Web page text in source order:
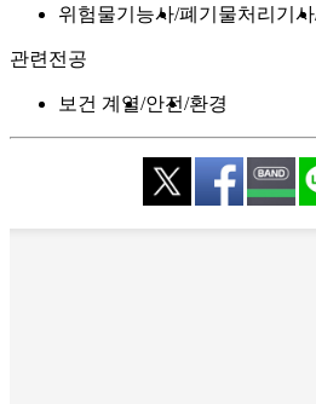
위험물기능사 폐기물처리기사
관련전공
보건 계열 안전 환경